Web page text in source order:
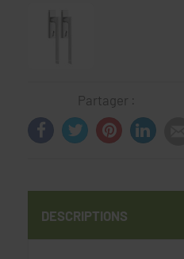
Partager :
DESCRIPTIONS